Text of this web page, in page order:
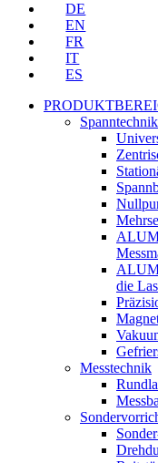
DE
EN
FR
IT
ES
Spanntechnik
die
Messtechnik